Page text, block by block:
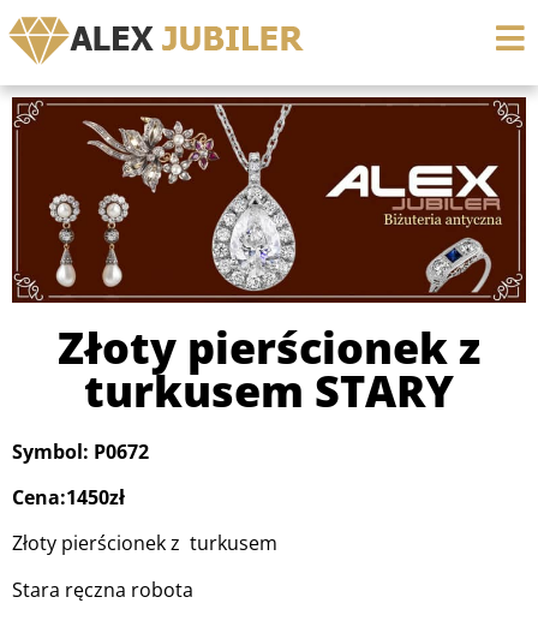
Złoty pierścionek z
turkusem STARY
Symbol: P0672
Cena:1450zł
Złoty pierścionek z turkusem
Stara ręczna robota